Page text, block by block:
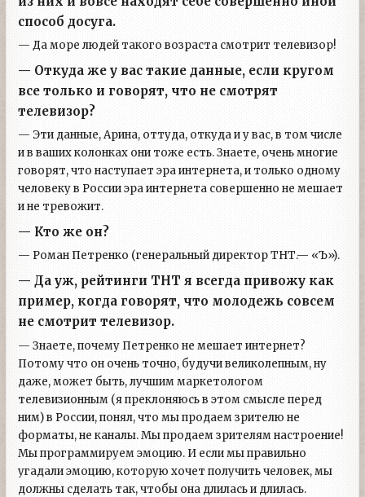
способ досуга.
— Да море людей такого возраста смотрит телевизор!
— Откуда же у вас такие данные, если кругом
все только и говорят, что не смотрят
телевизор?
— Эти данные, Арина, оттуда, откуда и у вас, в том числе
и в ваших колонках они тоже есть. Знаете, очень многие
говорят, что наступает эра интернета, и только одному
человеку в России эра интернета совершенно не мешает
и не тревожит.
— Кто же он?
— Роман Петренко (генеральный директор ТНТ.— «Ъ»).
— Да уж, рейтинги ТНТ я всегда привожу как
пример, когда говорят, что молодежь совсем
не смотрит телевизор.
— Знаете, почему Петренко не мешает интернет?
Потому что он очень точно, будучи великолепным, ну
даже, может быть, лучшим маркетологом
телевизионным (я преклоняюсь в этом смысле перед
ним) в России, понял, что мы продаем зрителю не
форматы, не каналы. Мы продаем зрителям настроение!
Мы программируем эмоцию. И если мы правильно
угадали эмоцию, которую хочет получить человек, мы
должны сделать так, чтобы она длилась и длилась.